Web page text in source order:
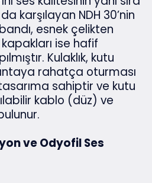
karşılayan NDH 30’nin
esnek çelikten
kapakları ise hafif
Kulaklık, kutu
rahatça oturması
sahiptir ve kutu
kablo (düz) ve
ve Odyofil Ses